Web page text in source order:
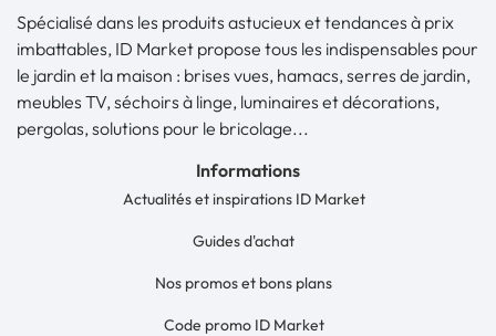
Spécialisé dans les produits astucieux et tendances à prix
imbattables, ID Market propose tous les indispensables pour
le jardin et la maison : brises vues, hamacs, serres de jardin,
meubles TV, séchoirs à linge, luminaires et décorations,
pergolas, solutions pour le bricolage...
Informations
Actualités et inspirations ID Market
Guides d'achat
Nos promos et bons plans
Code promo ID Market